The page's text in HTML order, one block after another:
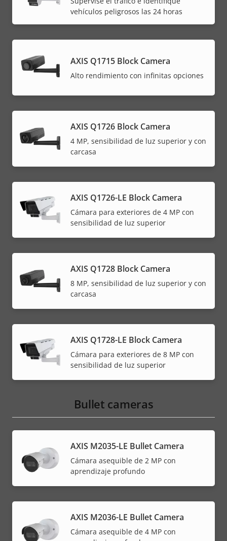
vehículos peligrosos las 24 horas
AXIS Q1715 Block Camera
Alto rendimiento con infinitas opciones
AXIS Q1726 Block Camera
4 MP, sensibilidad de luz superior y con
carcasa
AXIS Q1726-LE Block Camera
Cámara para exteriores de 4 MP con
sensibilidad de luz superior
AXIS Q1728 Block Camera
8 MP, sensibilidad de luz superior y con
carcasa
AXIS Q1728-LE Block Camera
Cámara para exteriores de 8 MP con
sensibilidad de luz superior
Bullet cameras
AXIS M2035-LE Bullet Camera
Cámara asequible de 2 MP con
aprendizaje profundo
AXIS M2036-LE Bullet Camera
Cámara asequible de 4 MP con